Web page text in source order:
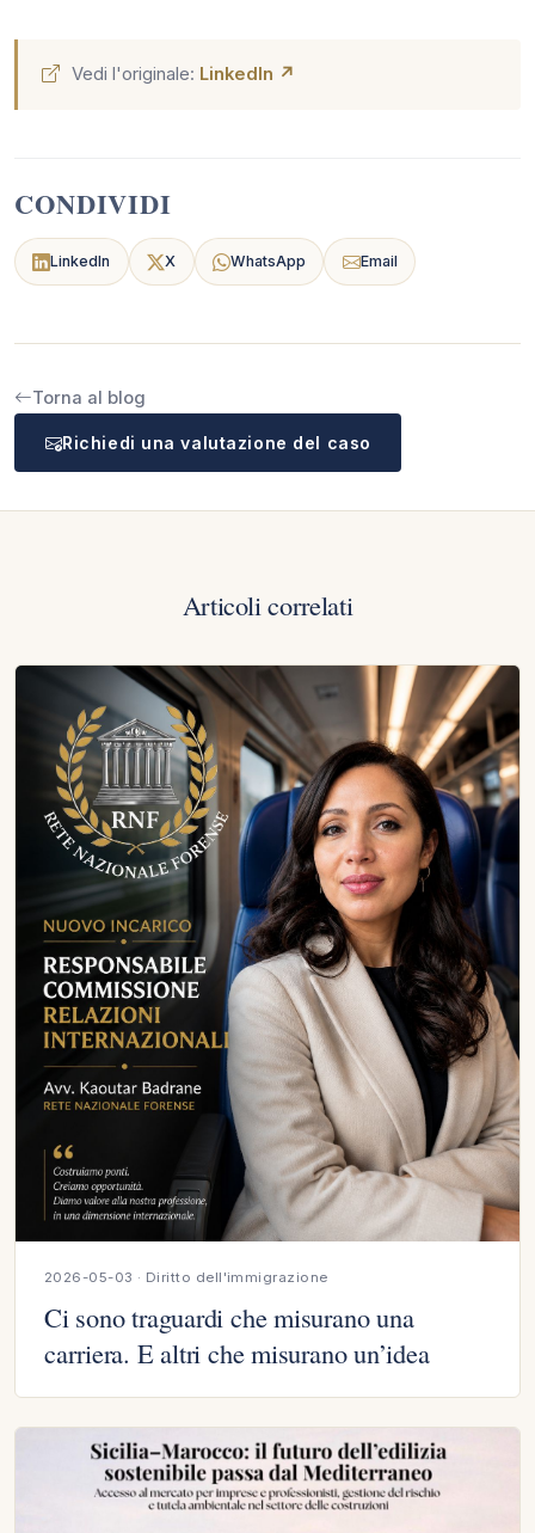
Vedi l'originale: LinkedIn ↗
CONDIVIDI
LinkedIn X WhatsApp Email
Torna al blog
Richiedi una valutazione del caso
Articoli correlati
2026-05-03 · Diritto dell'immigrazione
Ci sono traguardi che misurano una
carriera. E altri che misurano un’idea